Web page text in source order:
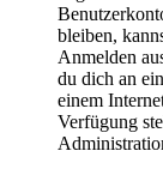
bleiben,
Anmelden
du dich an
einem
Verfügung